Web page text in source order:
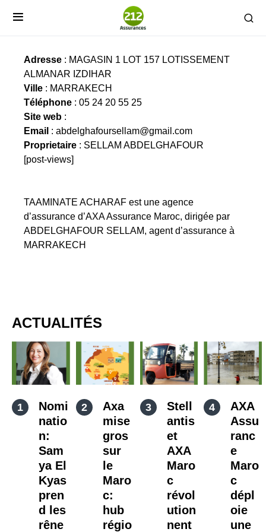
TAAMINATE ACHARAF
Adresse : MAGASIN 1 LOT 157 LOTISSEMENT
ALMANAR IZDIHAR
Ville : MARRAKECH
Téléphone : 05 24 20 55 25
Site web :
Email : abdelghafoursellam@gmail.com
Proprietaire : SELLAM ABDELGHAFOUR
[post-views]
TAAMINATE ACHARAF est une agence
d’assurance d’AXA Assurance Maroc, dirigée par
ABDELGHAFOUR SELLAM, agent d’assurance à
MARRAKECH
ACTUALITÉS
Nomi
natio
n:
Sam
ya El
Kyas
pren
d les
rêne
Axa
mise
gros
sur
le
Maro
c:
hub
régio
Stell
antis
et
AXA
Maro
c
révol
ution
nent
AXA
Assu
ranc
e
Maro
c
dépl
oie
une